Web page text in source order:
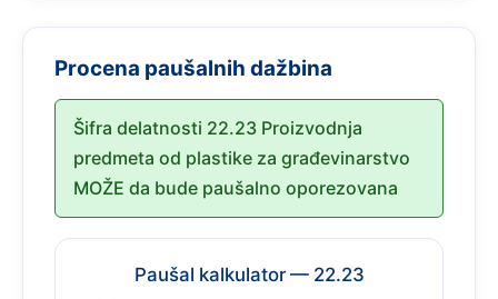
Procena paušalnih dažbina
Šifra delatnosti 22.23 Proizvodnja
predmeta od plastike za građevinarstvo
MOŽE da bude paušalno oporezovana
Paušal kalkulator — 22.23